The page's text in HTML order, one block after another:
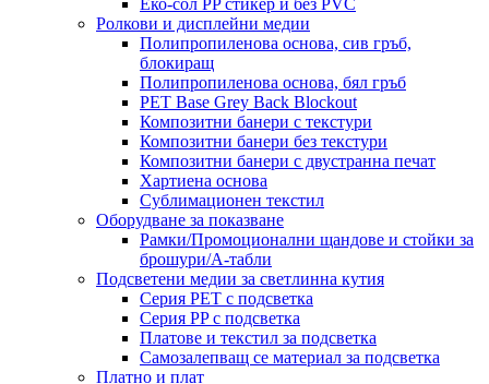
Ролкови и дисплейни медии
Полипропиленова основа, сив гръб,
блокиращ
Полипропиленова основа, бял гръб
PET Base Grey Back Blockout
Композитни банери с текстури
Композитни банери без текстури
Композитни банери с двустранна печат
Хартиена основа
Сублимационен текстил
Оборудване за показване
Рамки/Промоционални щандове и стойки за
брошури/А-табли
Подсветени медии за светлинна кутия
Серия PET с подсветка
Серия PP с подсветка
Платове и текстил за подсветка
Самозалепващ се материал за подсветка
Платно и плат